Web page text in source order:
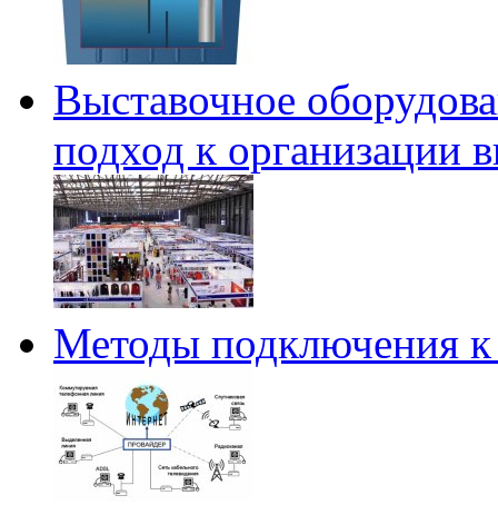
Выставочное
подход к организации
Методы подключения к